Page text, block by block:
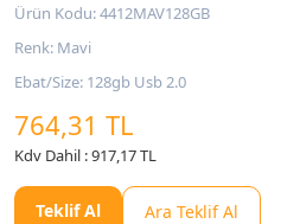
Ürün Kodu: 4412MAV128GB
Renk: Mavi
Ebat/Size: 128gb Usb 2.0
764,31 TL
Kdv Dahil : 917,17 TL
Teklif Al Ara Teklif Al